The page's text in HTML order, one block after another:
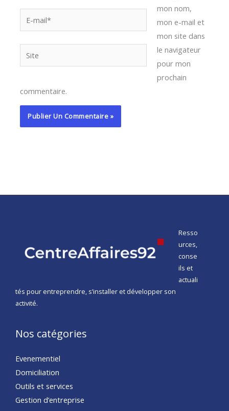
mail*
mon nom,
mon e-mail et
mon site dans
le navigateur
pour mon
prochain
commentaire.
Resso
urces,
conse
ils et
actuali
tés pour entreprendre, s’installer et développer son
activité.
Nos catégories
Evenementiel
Domiciliation
Outils et services
Gestion d’entreprise